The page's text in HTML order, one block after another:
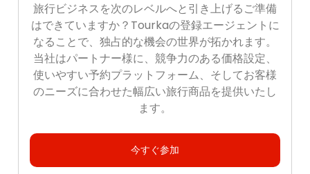
旅行ビジネスを次のレベルへと引き上げるご準備
はできていますか？Tourkaの登録エージェントに
なることで、独占的な機会の世界が拓かれます。
当社はパートナー様に、競争力のある価格設定、
使いやすい予約プラットフォーム、そしてお客様
のニーズに合わせた幅広い旅行商品を提供いたし
ます。
今すぐ参加